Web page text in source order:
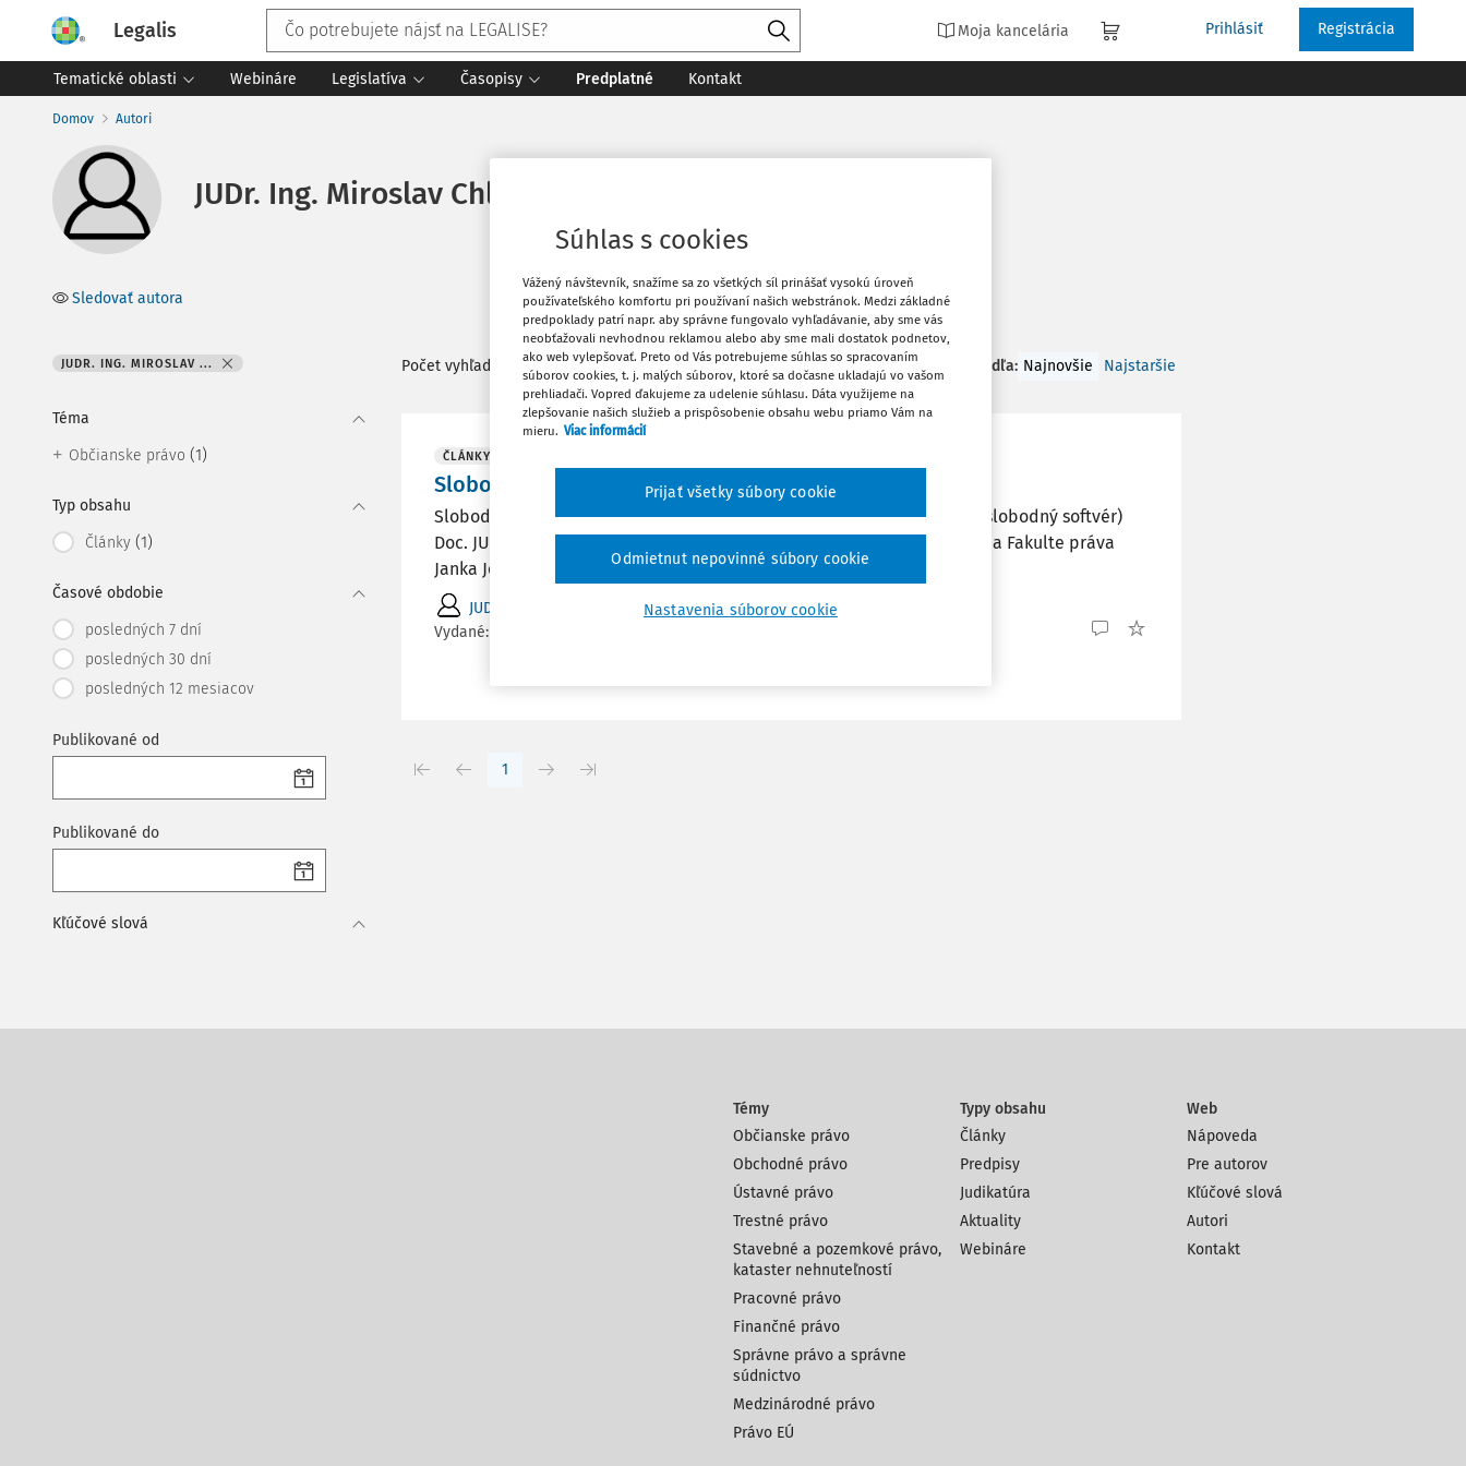
Legalis Moja kancelária Prihlásiť Registrácia
Tematické oblasti Webináre Legislatíva Časopisy Predplatné Kontakt
Domov Autori
JUDr. Ing. Miroslav Chlipala, PhD.
Sledovať autora
JUDR. ING. MIROSLAV ...
Téma
Občianske právo (1)
Typ obsahu
Články (1)
Časové obdobie
posledných 7 dní
posledných 30 dní
posledných 12 mesiacov
Publikované od
Publikované do
Kľúčové slová
Počet vyhľadaných dokumentov:1 Zoradiť podľa: Najnovšie Najstaršie
ČLÁNKY
Slobodný softvér a softvér s voľným kódom
Slobodný softvér a softvér s voľným kódom (Licenčné podmienky pre slobodný softvér)
Doc. JUDr. Daniela Gregušová CSc. pôsobí ako vysokoškolský pedagóg na Fakulte práva
Janka Jesenského Vysokej školy v...
JUDr. Ing. Miroslav Chlipala PhD.,doc. JUDr. Daniela Gregušová CSc.
Vydané:
1
Témy
Občianske právo
Obchodné právo
Ústavné právo
Trestné právo
Stavebné a pozemkové právo,
kataster nehnuteľností
Pracovné právo
Finančné právo
Správne právo a správne
súdnictvo
Medzinárodné právo
Právo EÚ
Typy obsahu
Články
Predpisy
Judikatúra
Aktuality
Webináre
Web
Nápoveda
Pre autorov
Kľúčové slová
Autori
Kontakt
Súhlas s cookies
Vážený návštevník, snažíme sa zo všetkých síl prinášať vysokú úroveň
používateľského komfortu pri používaní našich webstránok. Medzi základné
predpoklady patrí napr. aby správne fungovalo vyhľadávanie, aby sme vás
neobťažovali nevhodnou reklamou alebo aby sme mali dostatok podnetov,
ako web vylepšovať. Preto od Vás potrebujeme súhlas so spracovaním
súborov cookies, t. j. malých súborov, ktoré sa dočasne ukladajú vo vašom
prehliadači. Vopred ďakujeme za udelenie súhlasu. Dáta využijeme na
zlepšovanie našich služieb a prispôsobenie obsahu webu priamo Vám na
mieru. Viac informácií
Nastavenia súborov cookie
Odmietnut nepovinné súbory cookie
Prijať všetky súbory cookie